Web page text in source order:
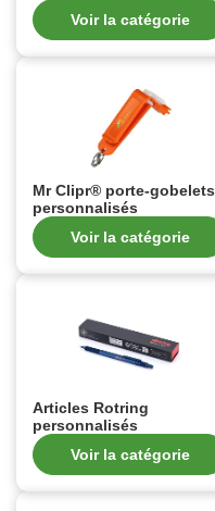
Voir la catégorie
Mr Clipr® porte-gobelets
personnalisés
Voir la catégorie
Articles Rotring
personnalisés
Voir la catégorie